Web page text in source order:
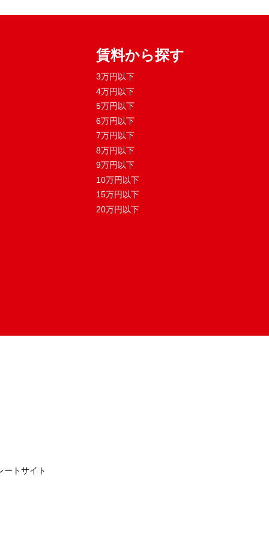
賃料から探す
3万円以下
4万円以下
5万円以下
6万円以下
7万円以下
8万円以下
9万円以下
10万円以下
15万円以下
20万円以下
ートサイト